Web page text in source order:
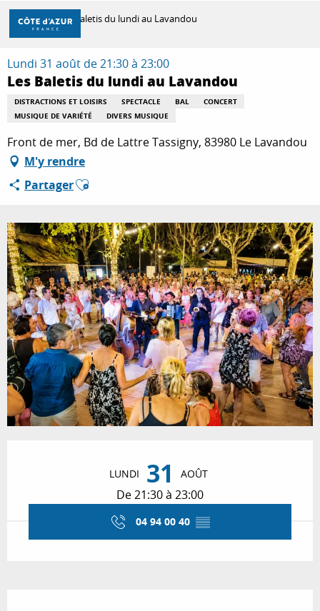
Aller
contenu
principal
DÉCOUVRIR
À FAIRE
SÉJOURNER
Accueil Les Baletis du lundi au Lavandou
Lundi 31 août de 21:30 à 23:00
Les Baletis du lundi au Lavandou
DISTRACTIONS ET LOISIRS SPECTACLE BAL
CONCERT
MUSIQUE DE VARIÉTÉ
DIVERS MUSIQUE
Front de mer, Bd de Lattre Tassigny, 83980 Le Lavandou
M'y rendre
PartagerAjouter aux favoris
LUNDI 31 AOÛT
De 21:30 à 23:00
04 94 00 40 ▒▒